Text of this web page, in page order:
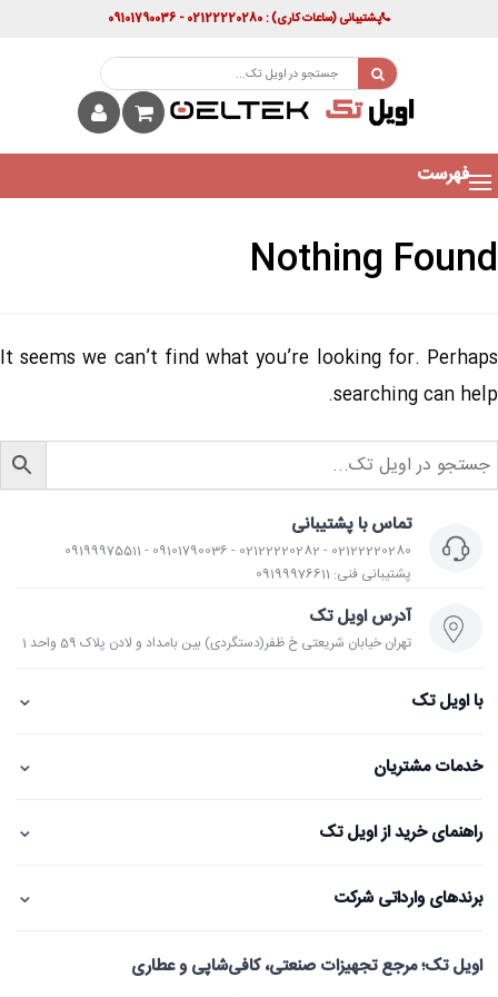
پشتیبانی(ساعات کاری): 02122220280 - 09101790036
فهرست
Nothing Found
It seems we can’t find what you’re looking for. Perhaps
searching can help.
تماس با پشتیبانی
02122220280 - 02122220282 - 09101790036 - 09199975511
پشتیبانی فنی: 09199976611
آدرس اویل تک
تهران خیابان شریعتی خ ظفر(دستگردی) بین بامداد و لادن پلاک 59 واحد 1
با اویل تک ⌄
خدمات مشتریان ⌄
راهنمای خرید از اویل تک ⌄
برندهای وارداتی شرکت ⌄
اویل تک؛ مرجع تجهیزات صنعتی، کافی‌شاپی و عطاری